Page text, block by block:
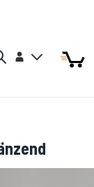
Konto Mein